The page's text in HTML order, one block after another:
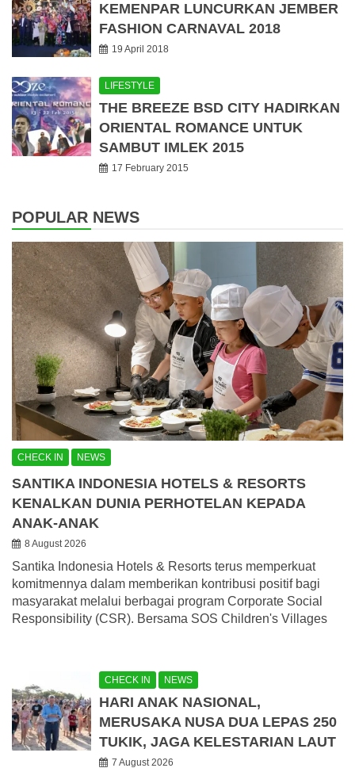
KEMENPAR LUNCURKAN JEMBER
FASHION CARNAVAL 2018
19 April 2018
LIFESTYLE
THE BREEZE BSD CITY HADIRKAN
ORIENTAL ROMANCE UNTUK
SAMBUT IMLEK 2015
17 February 2015
POPULAR NEWS
CHECK IN NEWS
SANTIKA INDONESIA HOTELS & RESORTS
KENALKAN DUNIA PERHOTELAN KEPADA
ANAK-ANAK
8 August 2026
Santika Indonesia Hotels & Resorts terus memperkuat
komitmennya dalam memberikan kontribusi positif bagi
masyarakat melalui berbagai program Corporate Social
Responsibility (CSR). Bersama SOS Children's Villages
CHECK IN NEWS
HARI ANAK NASIONAL,
MERUSAKA NUSA DUA LEPAS 250
TUKIK, JAGA KELESTARIAN LAUT
7 August 2026